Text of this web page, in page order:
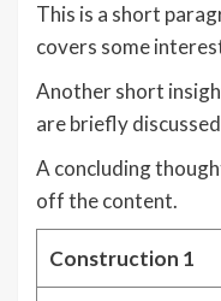
This is a short
covers some
Another short
are briefly
A concluding
off the content.
Construction 1